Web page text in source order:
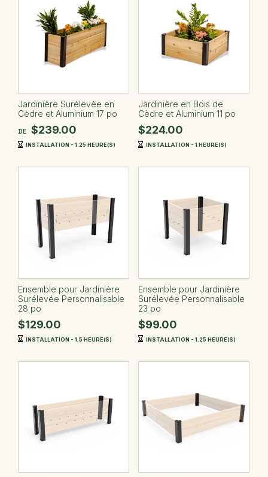
Jardinière Surélevée en
Cèdre et Aluminium 17 po
DE $239.00
INSTALLATION - 1.25 HEURE(S)
Jardinière en Bois de
Cèdre et Aluminium 11 po
$224.00
INSTALLATION - 1 HEURE(S)
Ensemble pour Jardinière
Surélevée Personnalisable
28 po
$129.00
INSTALLATION - 1.5 HEURE(S)
Ensemble pour Jardinière
Surélevée Personnalisable
23 po
$99.00
INSTALLATION - 1.25 HEURE(S)